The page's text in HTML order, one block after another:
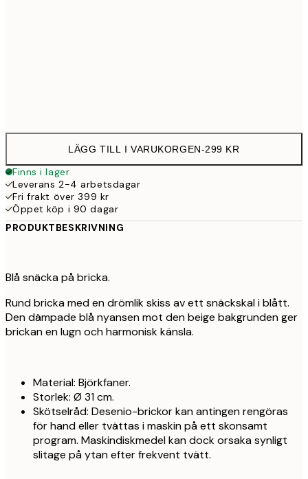
LÄGG TILL I VARUKORGEN-299 KR
Finns i lager
Leverans 2-4 arbetsdagar
Fri frakt över 399 kr
Öppet köp i 90 dagar
PRODUKTBESKRIVNING
Blå snäcka på bricka.
Rund bricka med en drömlik skiss av ett snäckskal i blått.
Den dämpade blå nyansen mot den beige bakgrunden ger
brickan en lugn och harmonisk känsla.
Material: Björkfaner.
Storlek: Ø 31 cm.
Skötselråd: Desenio-brickor kan antingen rengöras
för hand eller tvättas i maskin på ett skonsamt
program. Maskindiskmedel kan dock orsaka synligt
slitage på ytan efter frekvent tvätt.